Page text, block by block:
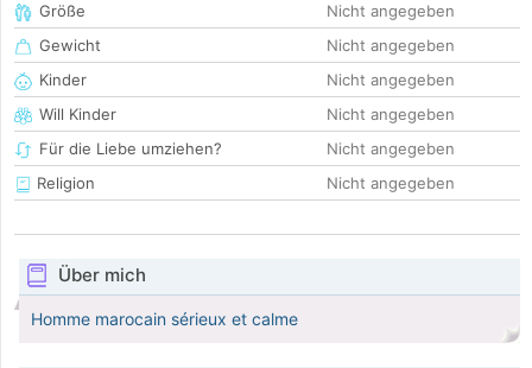
Größe
Nicht angegeben
Gewicht
Nicht angegeben
Kinder
Nicht angegeben
Will Kinder
Nicht angegeben
Für die Liebe umziehen?
Nicht angegeben
Religion
Nicht angegeben
Über mich
Homme marocain sérieux et calme